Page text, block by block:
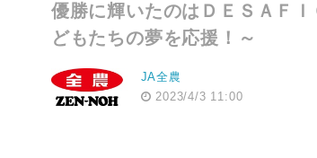
優勝に輝いたのはＤＥＳＡＦ
どもたちの夢を応援！～
JA全農
2023/4/3 11:00